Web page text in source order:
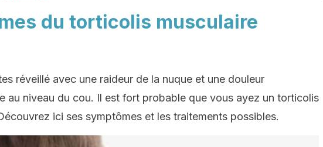
du torticolis musculaire
réveillé avec une raideur de la nuque et une douleur
au niveau du cou. Il est fort probable que vous ayez un torticolis
ici ses symptômes et les traitements possibles.